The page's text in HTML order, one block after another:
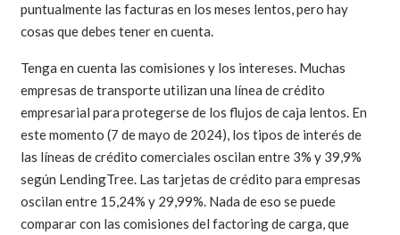
puntualmente las facturas en los meses lentos, pero hay
cosas que debes tener en cuenta.
Tenga en cuenta las comisiones y los intereses. Muchas
empresas de transporte utilizan una línea de crédito
empresarial para protegerse de los flujos de caja lentos. En
este momento (7 de mayo de 2024), los tipos de interés de
las líneas de crédito comerciales oscilan entre 3% y 39,9%
según LendingTree. Las tarjetas de crédito para empresas
oscilan entre 15,24% y 29,99%. Nada de eso se puede
comparar con las comisiones del factoring de carga, que